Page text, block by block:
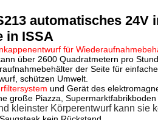
automatisches
in ISSA
für
über 2600 Quadratmetern pro
der Seite für
schützen Umwelt.
und Gerät des
große Piazza,
kleinster Körperentwurf kann sie